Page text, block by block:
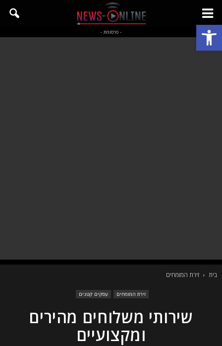
פתח סרגל נגישות - פרסומת -
בית זירת המומחים
זירת המומחים עסקים קטנים
שירותי משלוחים מהירים
ומקצועיים